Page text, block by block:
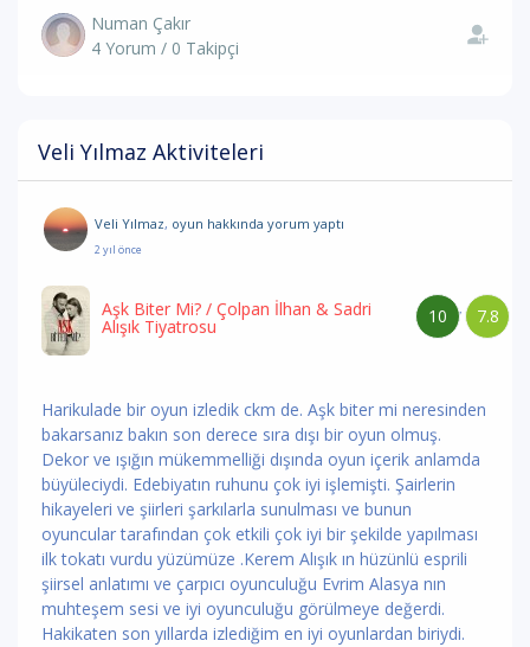
Numan Çakır
4 Yorum / 0 Takipçi
Veli Yılmaz Aktiviteleri
Veli Yılmaz, oyun hakkında yorum yaptı
2 yıl önce
7.8
/
10
Aşk Biter Mi? / Çolpan İlhan & Sadri
Alışık Tiyatrosu
Harikulade bir oyun izledik ckm de. Aşk biter mi neresinden
bakarsanız bakın son derece sıra dışı bir oyun olmuş.
Dekor ve ışığın mükemmelliği dışında oyun içerik anlamda
büyüleciydi. Edebiyatın ruhunu çok iyi işlemişti. Şairlerin
hikayeleri ve şiirleri şarkılarla sunulması ve bunun
oyuncular tarafından çok etkili çok iyi bir şekilde yapılması
ilk tokatı vurdu yüzümüze .Kerem Alışık ın hüzünlü esprili
şiirsel anlatımı ve çarpıcı oyunculuğu Evrim Alasya nın
muhteşem sesi ve iyi oyunculuğu görülmeye değerdi.
Hakikaten son yıllarda izlediğim en iyi oyunlardan biriydi.